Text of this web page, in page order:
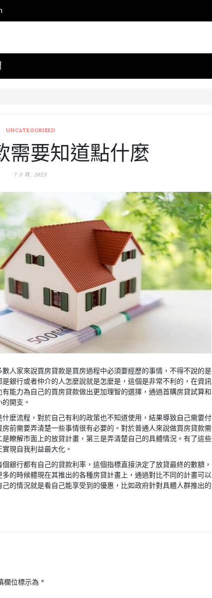
UNCATEGORIZED
需要知道點什麼
7 3 月, 2023
人家來說買房貸款是買房過程中必須要經歷的事情，不得不說的是
銀行或者仲介的人怎麼說就是怎麼是，這個是非常不利的，在資訊
能力為自己的買房貸款做出更加理智的選擇，通過首購房貸試算和
開支。
麼流程，對於自己有利的政策也不知道使用，結果導致自己需要付
前需要弄清楚一些事情很有必要的。對於普通人來說做買房貸款需
瞭解市面上的放貸計畫，第三是弄清楚自己的具體情況。有了這些
現自我利益最大化。
銀行都有自己的貸款利率，這個指標直接決定了放貸最終的數額，
的時候體現在其推出的各種房貸計畫上，通過對比不同的計畫可以
的情況就是看自己能享受到的優惠，比如政府針對具體人群推出的
欄位標示為 *